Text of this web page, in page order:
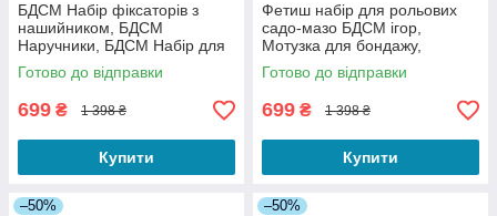
БДСМ Набір фіксаторів з
нашийником, БДСМ
Наручники, БДСМ Набір для
фіксації, Наручники BDSM з
хутром
Готово до відправки
699 ₴ 1 398 ₴
Купити
Фетиш набір для рольових
садо-мазо БДСМ ігор,
Мотузка для бондажу,
Мотузка для зв'язування
БДСМ
Готово до відправки
699 ₴ 1 398 ₴
Купити
–50% –50%